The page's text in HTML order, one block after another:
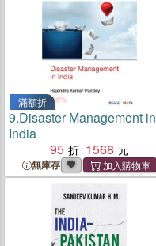
滿額折
9.Disaster Management in
India
95
1568
無庫存